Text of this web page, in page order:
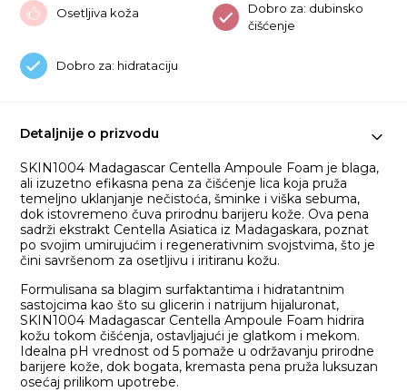
Osetljiva koža
Dobro za: dubinsko
čišćenje
Dobro za: hidrataciju
Detaljnije o prizvodu
SKIN1004 Madagascar Centella Ampoule Foam je blaga,
ali izuzetno efikasna pena za čišćenje lica koja pruža
temeljno uklanjanje nečistoća, šminke i viška sebuma,
dok istovremeno čuva prirodnu barijeru kože. Ova pena
sadrži ekstrakt Centella Asiatica iz Madagaskara, poznat
po svojim umirujućim i regenerativnim svojstvima, što je
čini savršenom za osetljivu i iritiranu kožu.
Formulisana sa blagim surfaktantima i hidratantnim
sastojcima kao što su glicerin i natrijum hijaluronat,
SKIN1004 Madagascar Centella Ampoule Foam hidrira
kožu tokom čišćenja, ostavljajući je glatkom i mekom.
Idealna pH vrednost od 5 pomaže u održavanju prirodne
barijere kože, dok bogata, kremasta pena pruža luksuzan
osećaj prilikom upotrebe.